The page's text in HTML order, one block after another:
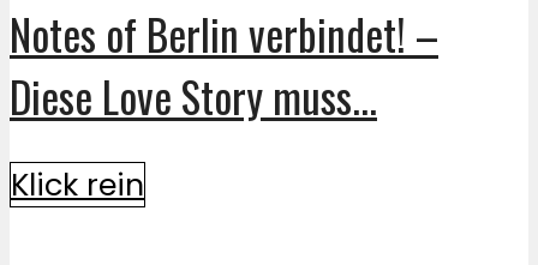
Notes of Berlin verbindet! –
Diese Love Story muss...
Klick rein